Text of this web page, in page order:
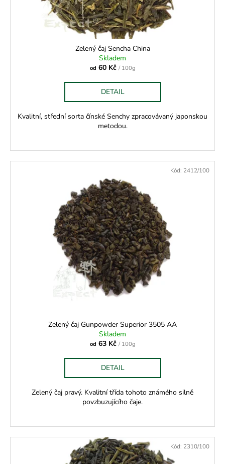
Zelený čaj Sencha China
Skladem
od 60 Kč / 100g
DETAIL
Kvalitní, střední sorta čínské Senchy zpracovávaný japonskou
metodou.
Zelený čaj Gunpowder Superior 3505 AA
Skladem
od 63 Kč / 100g
DETAIL
Zelený čaj pravý. Kvalitní třída tohoto známého silně
povzbuzujícího čaje.
Kód: 2412/100
Kód: 2310/100